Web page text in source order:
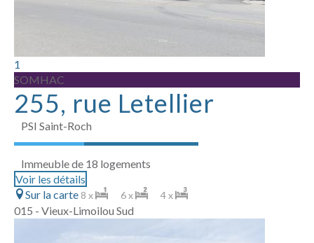
1
SOMHAC
255, rue Letellier
PSI Saint-Roch
Immeuble de 18 logements
Voir les détails
Sur la carte 8 x 6 x 4 x
015 - Vieux-Limoilou Sud